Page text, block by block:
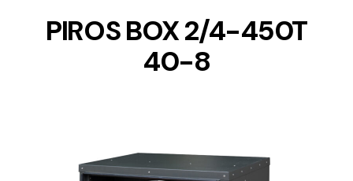
PIROS BOX 2/4-450T
40-8